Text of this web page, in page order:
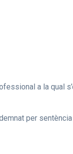
a la qual
per